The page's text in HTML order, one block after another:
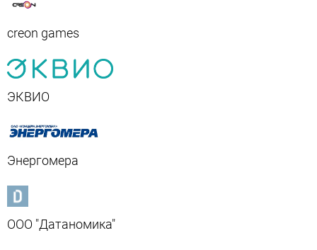
creon games
ЭКВИО
Энергомера
ООО "Датаномика"